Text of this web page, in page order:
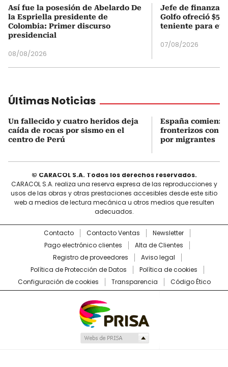
Así fue la posesión de Abelardo De
la Espriella presidente de
Colombia: Primer discurso
presidencial
08/08/2026
Jefe de finanzas
Golfo ofreció
teniente para
07/08/2026
Últimas Noticias
Un fallecido y cuatro heridos deja
caída de rocas por sismo en el
centro de Perú
España
fronterizos con
por migrantes
© CARACOL S.A. Todos los derechos reservados.
CARACOL S.A. realiza una reserva expresa de las reproducciones y
usos de las obras y otras prestaciones accesibles desde este sitio
web a medios de lectura mecánica u otros medios que resulten
adecuados.
Contacto Contacto Ventas
Newsletter
Pago electrónico clientes
Alta de Clientes
Registro de proveedores
Aviso legal
Política de Protección de Datos
Política de cookies
Configuración de cookies
Transparencia Código Ético